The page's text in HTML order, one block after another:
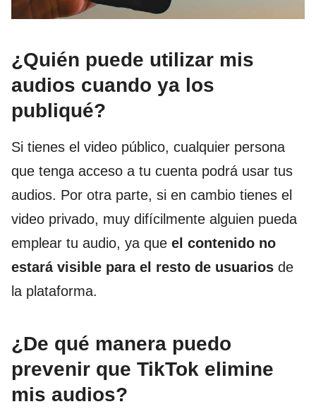
¿Quién puede utilizar mis
audios cuando ya los
publiqué?
Si tienes el video público, cualquier persona
que tenga acceso a tu cuenta podrá usar tus
audios. Por otra parte, si en cambio tienes el
video privado, muy difícilmente alguien pueda
emplear tu audio, ya que el contenido no
estará visible para el resto de usuarios de
la plataforma.
¿De qué manera puedo
prevenir que TikTok elimine
mis audios?